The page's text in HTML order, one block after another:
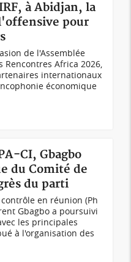
à Abidjan, la
pour
de l'Assemblée
Rencontres Africa 2026,
internationaux
économique
CI, Gbagbo
du Comité de
du parti
en réunion (Ph
Gbagbo a poursuivi
les principales
à l'organisation des